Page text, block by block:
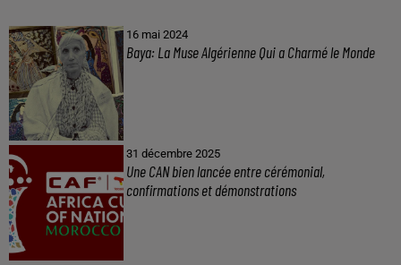
16 mai 2024
Baya: La Muse Algérienne Qui a Charmé le Monde
31 décembre 2025
Une CAN bien lancée entre cérémonial,
confirmations et démonstrations